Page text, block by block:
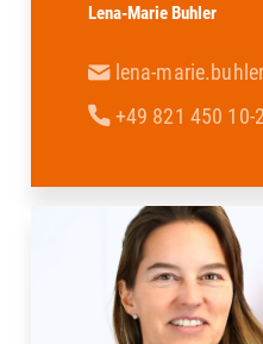
Lena-Marie Buhler
lena-
+49 821 450 10-